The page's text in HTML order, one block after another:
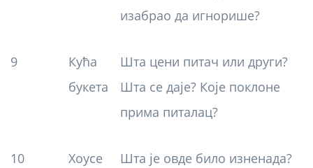
изабрао да игнорише?
9
Кућа
букета
Шта цени питач или други?
Шта се даје? Које поклоне
прима питалац?
10
Хоусе
Шта је овде било изненада?